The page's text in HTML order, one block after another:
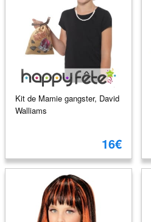
Kit de Mamie gangster, David
Walliams
16€